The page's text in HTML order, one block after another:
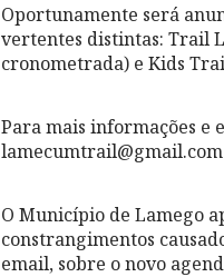
Oportunamente será
vertentes distintas: Trail
cronometrada) e Kids
Para mais informações e
O Município de Lamego
constrangimentos
email, sobre o novo